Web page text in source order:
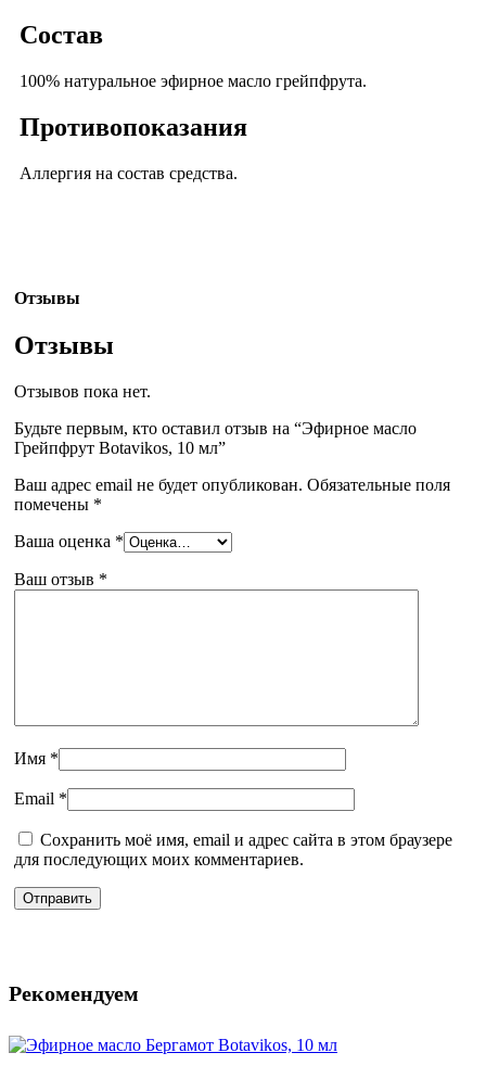
Состав
100% натуральное эфирное масло грейпфрута.
Противопоказания
Аллергия на состав средства.
Отзывы
Отзывы
Отзывов пока нет.
Будьте первым, кто оставил отзыв на “Эфирное масло
Грейпфрут Botavikos, 10 мл”
Ваш адрес email не будет опубликован. Обязательные поля
помечены *
Ваша оценка *
Ваш отзыв *
Имя *
Email *
Сохранить моё имя, email и адрес сайта в этом браузере
для последующих моих комментариев.
Рекомендуем